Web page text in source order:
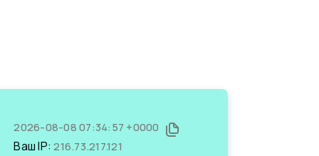
2026-08-08 07:34:57 +0000
Ваш IP:216.73.217.121